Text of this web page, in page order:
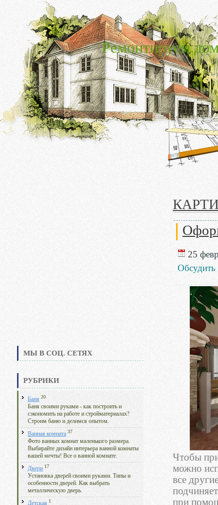
Ремонтируем
МЫ В СОЦ. СЕТЯХ
РУБРИКИ
Баня 20
Баня своими руками - как построить и
сэкономить на работе и стройматериалах?
Строим баню и делимся опытом.
Ванная комната 37
Фото ванных комнат маленького размера.
Выбирайте дизайн интерьера ванной комнаты
вашей мечты! Все о ванной комнате.
Двери 17
Установка дверей своими руками. Типы и
особенности дверей. Как выбрать
металлическую дверь.
Детская 1
25
Обсудить
Чтобы
можно
все
при